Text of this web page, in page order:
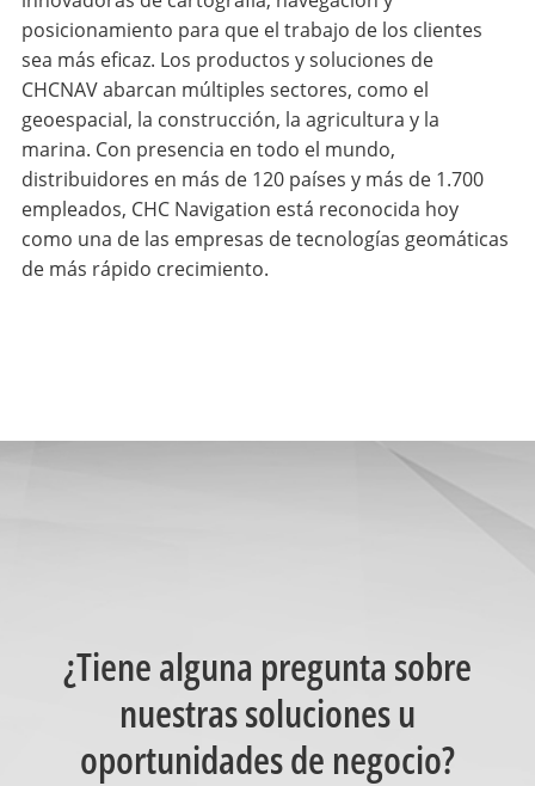
posicionamiento para que el trabajo de los clientes
sea más eficaz. Los productos y soluciones de
CHCNAV abarcan múltiples sectores, como el
geoespacial, la construcción, la agricultura y la
marina. Con presencia en todo el mundo,
distribuidores en más de 120 países y más de 1.700
empleados, CHC Navigation está reconocida hoy
como una de las empresas de tecnologías geomáticas
de más rápido crecimiento.
¿Tiene alguna pregunta sobre
nuestras soluciones u
oportunidades de negocio?